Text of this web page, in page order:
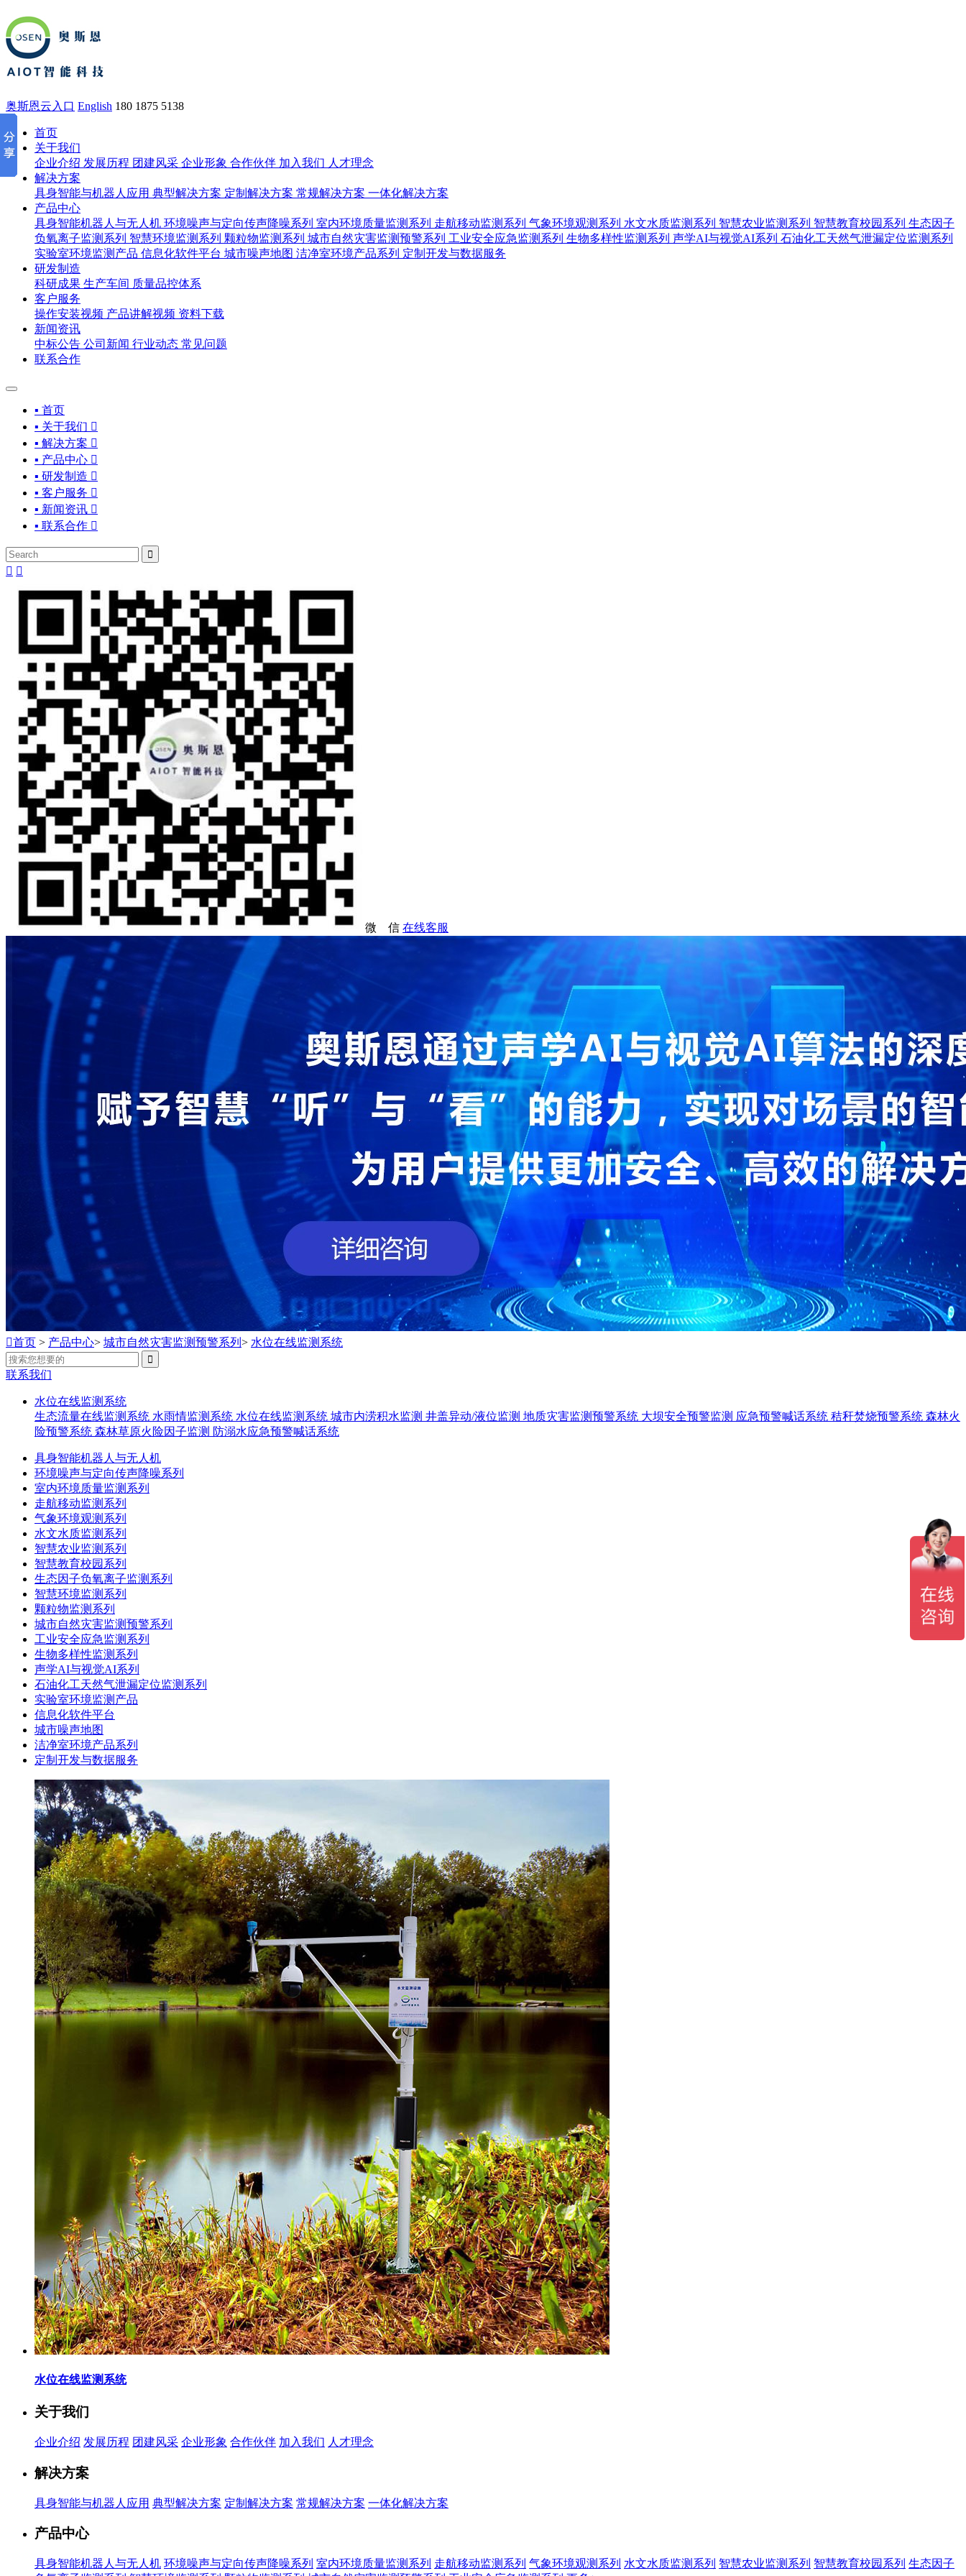
奥斯恩云入口 English 180 1875 5138
首页
关于我们
企业介绍 发展历程 团建风采 企业形象 合作伙伴 加入我们 人才理念
解决方案
具身智能与机器人应用 典型解决方案 定制解决方案 常规解决方案 一体化解决方案
产品中心
具身智能机器人与无人机 环境噪声与定向传声降噪系列 室内环境质量监测系列 走航移动监测系列 气象环境观测系列 水文水质监测系列 智慧农业监测系列 智慧教育校园系列 生态因子
负氧离子监测系列 智慧环境监测系列 颗粒物监测系列 城市自然灾害监测预警系列 工业安全应急监测系列 生物多样性监测系列 声学AI与视觉AI系列 石油化工天然气泄漏定位监测系列
实验室环境监测产品 信息化软件平台 城市噪声地图 洁净室环境产品系列 定制开发与数据服务
研发制造
科研成果 生产车间 质量品控体系
客户服务
操作安装视频 产品讲解视频 资料下载
新闻资讯
中标公告 公司新闻 行业动态 常见问题
联系合作
▪ 首页
▪ 关于我们 
▪ 解决方案 
▪ 产品中心 
▪ 研发制造 
▪ 客户服务 
▪ 新闻资讯 
▪ 联系合作 

 
微 信 在线客服
首页 > 产品中心> 城市自然灾害监测预警系列 > 水位在线监测系统

联系我们
水位在线监测系统
生态流量在线监测系统 水雨情监测系统 水位在线监测系统 城市内涝积水监测 井盖异动/液位监测 地质灾害监测预警系统 大坝安全预警监测 应急预警喊话系统 秸秆焚烧预警系统 森林火
险预警系统 森林草原火险因子监测 防溺水应急预警喊话系统
具身智能机器人与无人机
环境噪声与定向传声降噪系列
室内环境质量监测系列
走航移动监测系列
气象环境观测系列
水文水质监测系列
智慧农业监测系列
智慧教育校园系列
生态因子负氧离子监测系列
智慧环境监测系列
颗粒物监测系列
城市自然灾害监测预警系列
工业安全应急监测系列
生物多样性监测系列
声学AI与视觉AI系列
石油化工天然气泄漏定位监测系列
实验室环境监测产品
信息化软件平台
城市噪声地图
洁净室环境产品系列
定制开发与数据服务
水位在线监测系统
关于我们
企业介绍 发展历程 团建风采 企业形象 合作伙伴 加入我们 人才理念
解决方案
具身智能与机器人应用 典型解决方案 定制解决方案 常规解决方案 一体化解决方案
产品中心
具身智能机器人与无人机 环境噪声与定向传声降噪系列 室内环境质量监测系列 走航移动监测系列 气象环境观测系列 水文水质监测系列 智慧农业监测系列 智慧教育校园系列 生态因子